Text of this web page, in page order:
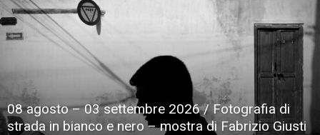
08 agosto – 03 settembre 2026 / Fotografia di
strada in bianco e nero – mostra di Fabrizio Giusti